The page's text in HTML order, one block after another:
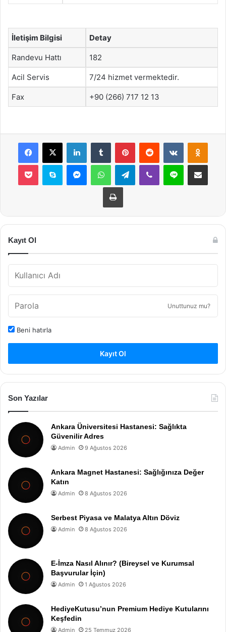
İletişim Bilgisi Detay
Randevu Hattı 182
Acil Servis 7/24 hizmet vermektedir.
Fax +90 (266) 717 12 13
Facebook
X LinkedInTumblr PinterestReddit VKontakte
Pocket Skype MessengerWhatsAppTelegramViber Line E-Posta ile
Yazdır
Kayıt Ol
Unuttunuz mu?
Beni hatırla
Kayıt Ol
Son Yazılar
Ankara Üniversitesi Hastanesi: Sağlıkta
Güvenilir Adres
Admin 9 Ağustos 2026
Ankara Magnet Hastanesi: Sağlığınıza Değer
Katın
Admin 8 Ağustos 2026
Serbest Piyasa ve Malatya Altın Döviz
Admin 8 Ağustos 2026
E-İmza Nasıl Alınır? (Bireysel ve Kurumsal
Başvurular İçin)
Admin 1 Ağustos 2026
HediyeKutusu’nun Premium Hediye Kutularını
Keşfedin
Admin 25 Temmuz 2026